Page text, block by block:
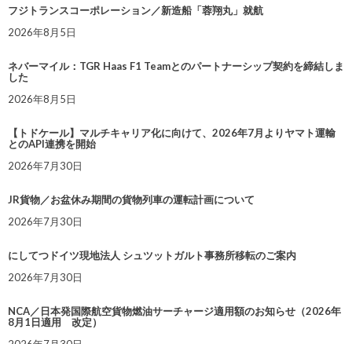
フジトランスコーポレーション／新造船「蓉翔丸」就航
2026年8月5日
ネバーマイル：TGR Haas F1 Teamとのパートナーシップ契約を締結しま
した
2026年8月5日
【トドケール】マルチキャリア化に向けて、2026年7月よりヤマト運輸
とのAPI連携を開始
2026年7月30日
JR貨物／お盆休み期間の貨物列車の運転計画について
2026年7月30日
にしてつドイツ現地法人 シュツットガルト事務所移転のご案内
2026年7月30日
NCA／日本発国際航空貨物燃油サーチャージ適用額のお知らせ（2026年
8月1日適用 改定）